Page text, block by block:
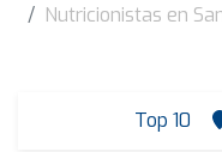
Nutricionistas en
Top 10